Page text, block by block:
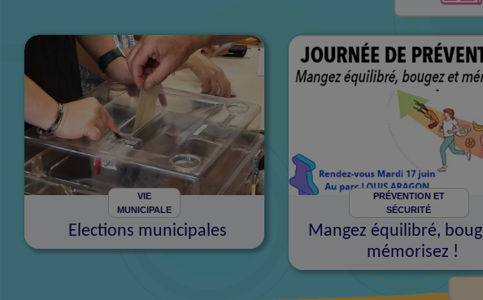
VIE
MUNICIPALE
Elections municipales
PRÉVENTION ET
SÉCURITÉ
Mangez équilibré,
mémorisez !